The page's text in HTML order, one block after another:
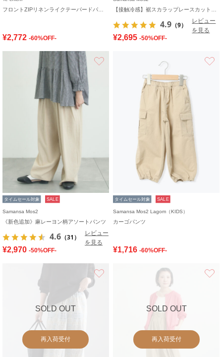
¥2,772 -60%OFF-
4.9 （9）
レビュー
を見る
¥2,695 -50%OFF-
タイムセール対象 SALE
Samansa Mos2
《新色追加》麻レーヨン柄アソートパンツ
4.6 （31）
レビュー
を見る
¥2,970 -50%OFF-
タイムセール対象 SALE
Samansa Mos2 Lagom（KIDS）
カーゴパンツ
¥1,716 -60%OFF-
SOLD OUT
再入荷受付
SOLD OUT
再入荷受付